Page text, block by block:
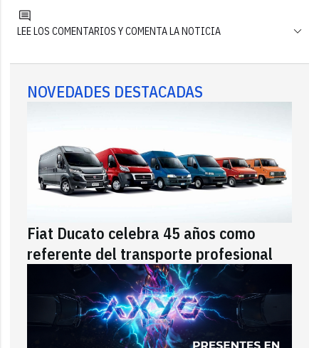
LEE LOS COMENTARIOS Y COMENTA LA NOTICIA
NOVEDADES DESTACADAS
Fiat Ducato celebra 45 años como
referente del transporte profesional